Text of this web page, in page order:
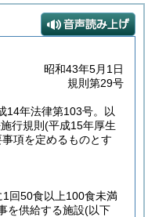
昭和43年5月1日
規則第29号
14年法律第103号。以
行規則 (平成15年厚生
項を定めるものとす
回50食以上100食未満
を供給する施設(以下